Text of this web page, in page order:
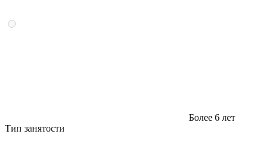
Более 6 лет
Тип занятости